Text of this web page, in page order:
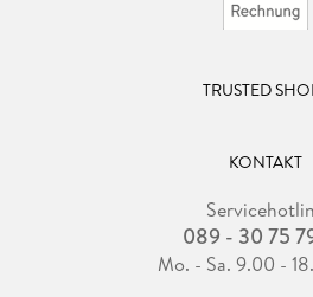
TRUSTED
KONTAKT
089 - 30 75
Mo. - Sa. 9.00 -